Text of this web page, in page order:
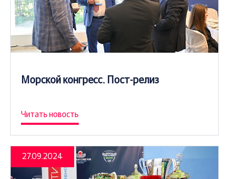
Морской конгресс. Пост-релиз
Читать новость
27.09.2024